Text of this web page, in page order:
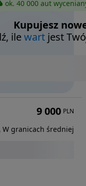
ok. 40 000 aut
Kupujesz
ilewart jest
9 000 PLN
W granicach średniej